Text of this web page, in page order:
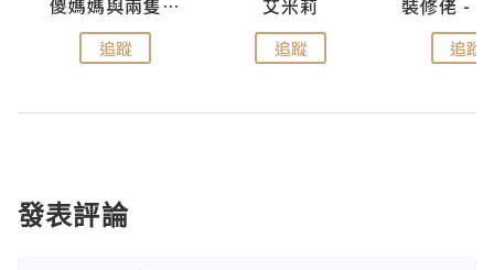
儍媽媽與兩隻小魔怪之家
追蹤
艾米莉
追蹤 追蹤
發表評論